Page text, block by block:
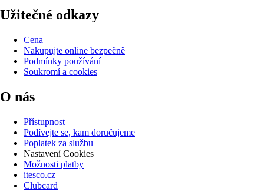
Užitečné odkazy
Cena
Nakupujte online bezpečně
Podmínky používání
Soukromí a cookies
O nás
Přístupnost
Podívejte se, kam doručujeme
Poplatek za službu
Nastavení Cookies
Možnosti platby
itesco.cz
Clubcard